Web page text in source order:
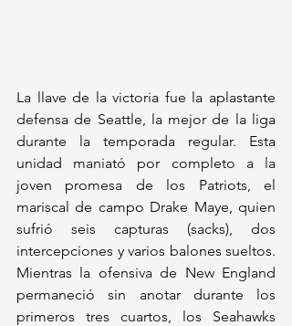
La llave de la victoria fue la aplastante
defensa de Seattle, la mejor de la liga
durante la temporada regular. Esta
unidad maniató por completo a la
joven promesa de los Patriots, el
mariscal de campo Drake Maye, quien
sufrió seis capturas (sacks), dos
intercepciones y varios balones sueltos.
Mientras la ofensiva de New England
permaneció sin anotar durante los
primeros tres cuartos, los Seahawks